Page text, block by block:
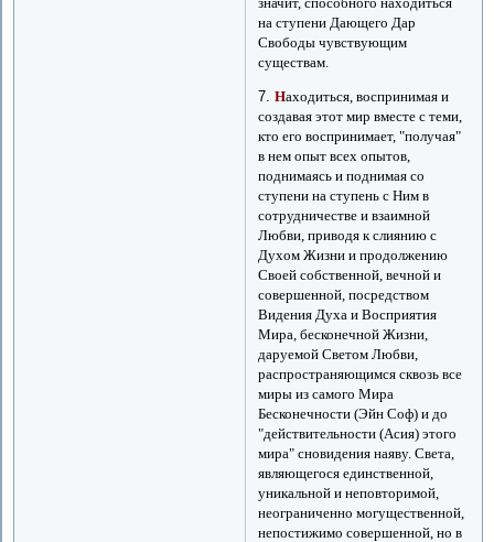
на ступени Дающего Дар
Свободы чувствующим
существам.
7.Находиться, воспринимая и
создавая этот мир вместе с теми,
кто его воспринимает, "получая"
в нем опыт всех опытов,
поднимаясь и поднимая со
ступени на ступень с Ним в
сотрудничестве и взаимной
Любви, приводя к слиянию с
Духом Жизни и продолжению
Своей собственной, вечной и
совершенной, посредством
Видения Духа и Восприятия
Мира, бесконечной Жизни,
даруемой Светом Любви,
распространяющимся сквозь все
миры из самого Мира
Бесконечности (Эйн Соф) и до
"действительности (Асия) этого
мира" сновидения наяву. Света,
являющегося единственной,
уникальной и неповторимой,
неограниченно могущественной,
непостижимо совершенной, но в